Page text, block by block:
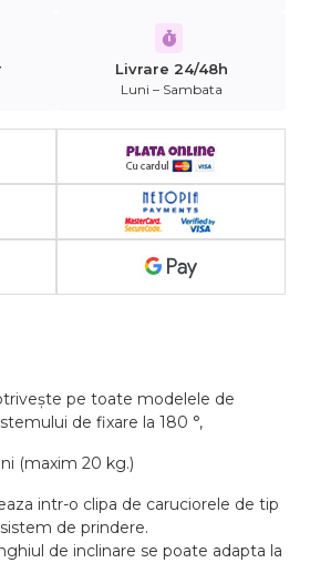
Livrare 24/48h
Luni – Sambata
pe toate modelele de
de fixare la 180 °,
(maxim 20 kg.)
intr-o clipa de caruciorele de tip
de prindere.
de inclinare se poate adapta la